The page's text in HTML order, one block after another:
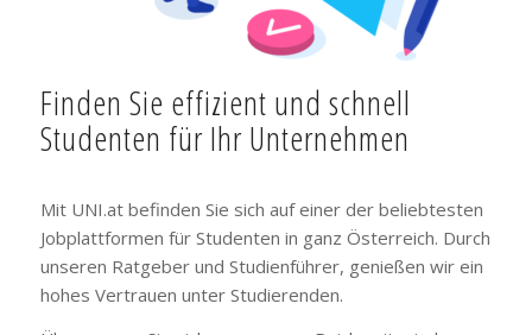
Finden Sie effizient und schnell
Studenten für Ihr Unternehmen
Mit UNI.at befinden Sie sich auf einer der beliebtesten
Jobplattformen für Studenten in ganz Österreich. Durch
unseren Ratgeber und Studienführer, genießen wir ein
hohes Vertrauen unter Studierenden.